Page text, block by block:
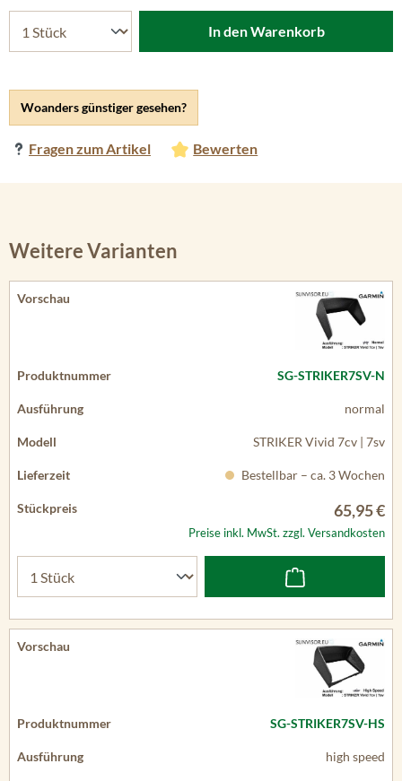
Woanders günstiger gesehen?
Fragen zum Artikel Bewerten
In den Warenkorb
Weitere Varianten
SG-STRIKER7SV-N
normal
STRIKER Vivid 7cv | 7sv
Bestellbar – ca. 3 Wochen
65,95 €
Preise inkl. MwSt. zzgl. Versandkosten
SG-STRIKER7SV-HS
high speed